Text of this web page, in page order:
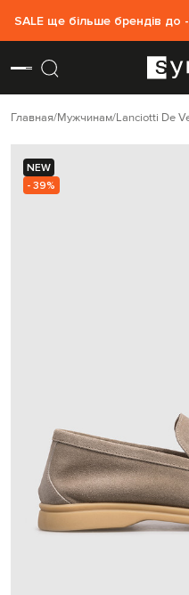
SALE ще більше брендів до
Главная Мужчинам Lanciotti De
NEW
- 39%